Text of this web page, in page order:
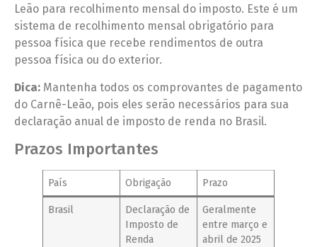
Leão para recolhimento mensal do imposto. Este é um
sistema de recolhimento mensal obrigatório para
pessoa física que recebe rendimentos de outra
pessoa física ou do exterior.
Dica: Mantenha todos os comprovantes de pagamento
do Carnê-Leão, pois eles serão necessários para sua
declaração anual de imposto de renda no Brasil.
Prazos Importantes
País Obrigação Prazo
Brasil
Declaração de
Imposto de
Renda
Geralmente
entre março e
abril de 2025